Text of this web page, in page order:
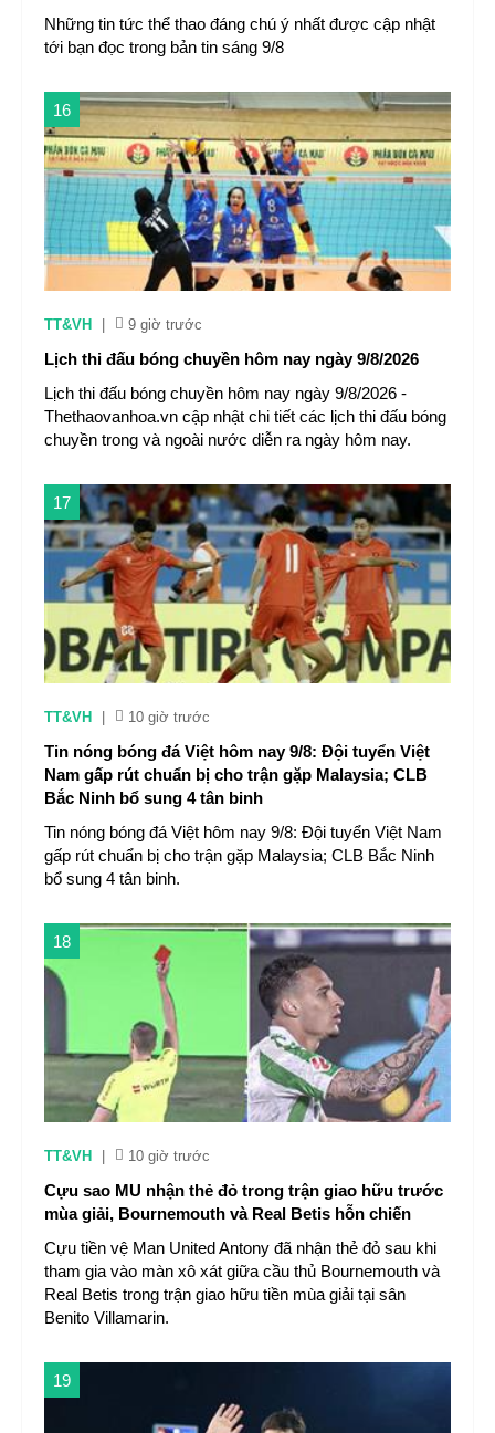
Những tin tức thể thao đáng chú ý nhất được cập nhật
tới bạn đọc trong bản tin sáng 9/8
16
TT&VH 9 giờ trước
Lịch thi đấu bóng chuyền hôm nay ngày 9/8/2026
Lịch thi đấu bóng chuyền hôm nay ngày 9/8/2026 -
Thethaovanhoa.vn cập nhật chi tiết các lịch thi đấu bóng
chuyền trong và ngoài nước diễn ra ngày hôm nay.
17
TT&VH 10 giờ trước
Tin nóng bóng đá Việt hôm nay 9/8: Đội tuyển Việt
Nam gấp rút chuẩn bị cho trận gặp Malaysia; CLB
Bắc Ninh bổ sung 4 tân binh
Tin nóng bóng đá Việt hôm nay 9/8: Đội tuyển Việt Nam
gấp rút chuẩn bị cho trận gặp Malaysia; CLB Bắc Ninh
bổ sung 4 tân binh.
18
TT&VH 10 giờ trước
Cựu sao MU nhận thẻ đỏ trong trận giao hữu trước
mùa giải, Bournemouth và Real Betis hỗn chiến
Cựu tiền vệ Man United Antony đã nhận thẻ đỏ sau khi
tham gia vào màn xô xát giữa cầu thủ Bournemouth và
Real Betis trong trận giao hữu tiền mùa giải tại sân
Benito Villamarin.
19